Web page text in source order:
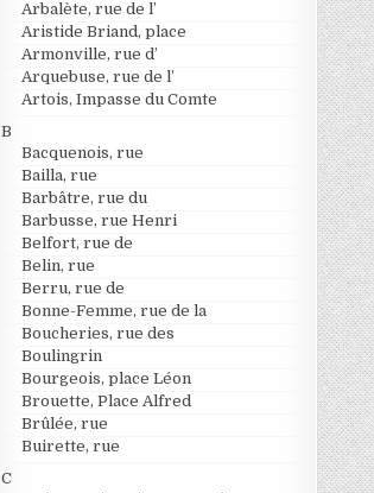
Arbalète, rue de l’
Aristide Briand, place
Armonville, rue d’
Arquebuse, rue de l’
Artois, Impasse du Comte
B
Bacquenois, rue
Bailla, rue
Barbâtre, rue du
Barbusse, rue Henri
Belfort, rue de
Belin, rue
Berru, rue de
Bonne-Femme, rue de la
Boucheries, rue des
Boulingrin
Bourgeois, place Léon
Brouette, Place Alfred
Brûlée, rue
Buirette, rue
C